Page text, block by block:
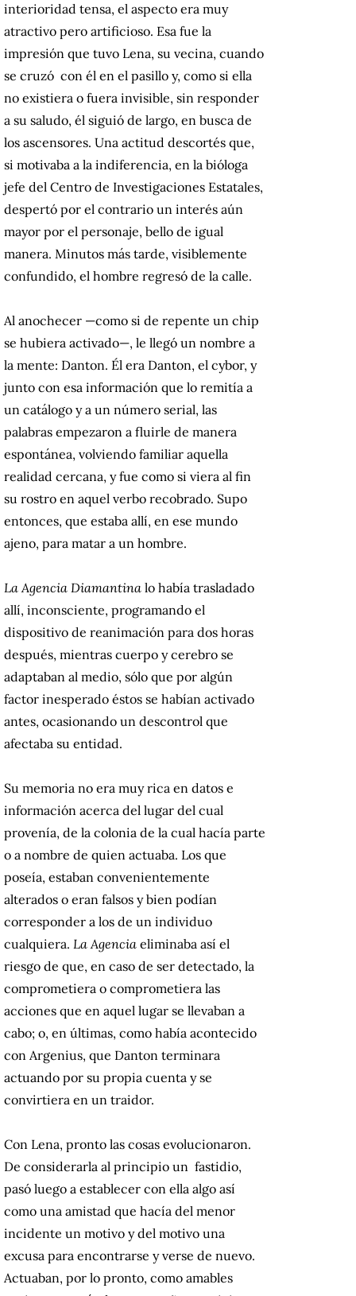
interioridad tensa, el aspecto era muy
atractivo pero artificioso. Esa fue la
impresión que tuvo Lena, su vecina, cuando
se cruzó con él en el pasillo y, como si ella
no existiera o fuera invisible, sin responder
a su saludo, él siguió de largo, en busca de
los ascensores. Una actitud descortés que,
si motivaba a la indiferencia, en la bióloga
jefe del Centro de Investigaciones Estatales,
despertó por el contrario un interés aún
mayor por el personaje, bello de igual
manera. Minutos más tarde, visiblemente
confundido, el hombre regresó de la calle.
Al anochecer —como si de repente un chip
se hubiera activado—, le llegó un nombre a
la mente: Danton. Él era Danton, el cybor, y
junto con esa información que lo remitía a
un catálogo y a un número serial, las
palabras empezaron a fluirle de manera
espontánea, volviendo familiar aquella
realidad cercana, y fue como si viera al fin
su rostro en aquel verbo recobrado. Supo
entonces, que estaba allí, en ese mundo
ajeno, para matar a un hombre.
La Agencia Diamantina lo había trasladado
allí, inconsciente, programando el
dispositivo de reanimación para dos horas
después, mientras cuerpo y cerebro se
adaptaban al medio, sólo que por algún
factor inesperado éstos se habían activado
antes, ocasionando un descontrol que
afectaba su entidad.
Su memoria no era muy rica en datos e
información acerca del lugar del cual
provenía, de la colonia de la cual hacía parte
o a nombre de quien actuaba. Los que
poseía, estaban convenientemente
alterados o eran falsos y bien podían
corresponder a los de un individuo
cualquiera. La Agencia eliminaba así el
riesgo de que, en caso de ser detectado, la
comprometiera o comprometiera las
acciones que en aquel lugar se llevaban a
cabo; o, en últimas, como había acontecido
con Argenius, que Danton terminara
actuando por su propia cuenta y se
convirtiera en un traidor.
Con Lena, pronto las cosas evolucionaron.
De considerarla al principio un fastidio,
pasó luego a establecer con ella algo así
como una amistad que hacía del menor
incidente un motivo y del motivo una
excusa para encontrarse y verse de nuevo.
Actuaban, por lo pronto, como amables